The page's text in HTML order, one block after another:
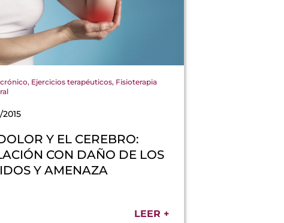
, Ejercicios terapéuticos, Fisioterapia
2015
Y EL CEREBRO:
CON DAÑO DE LOS
Y AMENAZA
LEER +